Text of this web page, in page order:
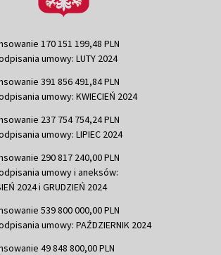
170 151 199,48 PLN
umowy: LUTY 2024
391 856 491,84 PLN
umowy: KWIECIEŃ 2024
237 754 754,24 PLN
umowy: LIPIEC 2024
290 817 240,00 PLN
umowy i aneksów:
2024 i GRUDZIEŃ 2024
539 800 000,00 PLN
umowy: PAŹDZIERNIK 2024
49 848 800,00 PLN